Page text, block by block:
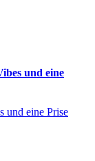
und eine
und eine Prise